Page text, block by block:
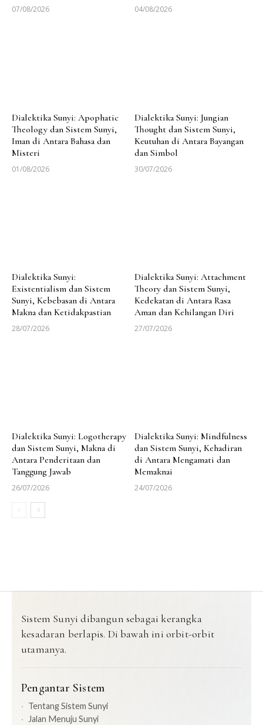
07/08/2026 04/08/2026
Dialektika Sunyi: Apophatic
Theology dan Sistem Sunyi,
Iman di Antara Bahasa dan
Misteri
01/08/2026
Dialektika Sunyi: Jungian
Thought dan Sistem Sunyi,
Keutuhan di Antara Bayangan
dan Simbol
30/07/2026
Dialektika Sunyi:
Existentialism dan Sistem
Sunyi, Kebebasan di Antara
Makna dan Ketidakpastian
28/07/2026
Dialektika Sunyi: Attachment
Theory dan Sistem Sunyi,
Kedekatan di Antara Rasa
Aman dan Kehilangan Diri
27/07/2026
Dialektika Sunyi: Logotherapy
dan Sistem Sunyi, Makna di
Antara Penderitaan dan
Tanggung Jawab
26/07/2026
Dialektika Sunyi: Mindfulness
dan Sistem Sunyi, Kehadiran
di Antara Mengamati dan
Memaknai
24/07/2026
Sistem Sunyi dibangun sebagai kerangka
kesadaran berlapis. Di bawah ini orbit-orbit
utamanya.
Pengantar Sistem
Tentang Sistem Sunyi
Jalan Menuju Sunyi